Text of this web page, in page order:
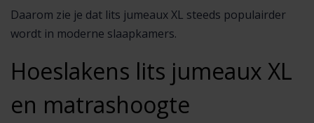
Daarom zie je dat lits jumeaux XL steeds populairder
wordt in moderne slaapkamers.
Hoeslakens lits jumeaux XL
en matrashoogte